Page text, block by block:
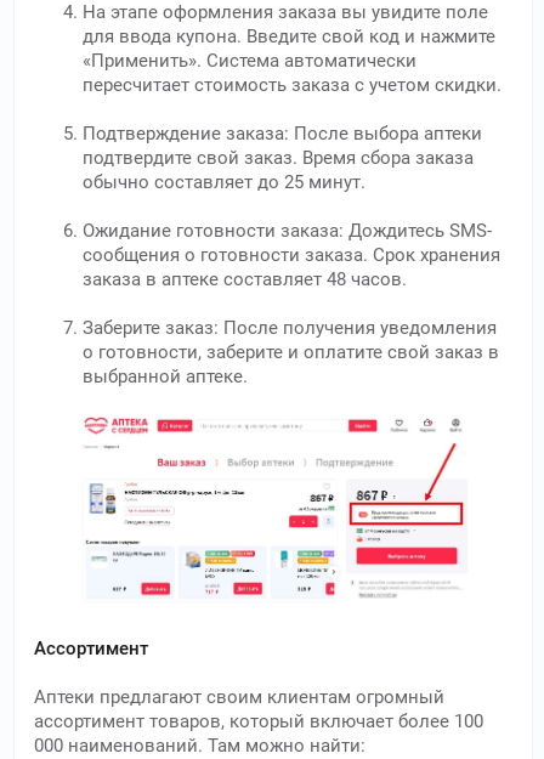
На этапе оформления заказа вы увидите поле
для ввода купона. Введите свой код и нажмите
«Применить». Система автоматически
пересчитает стоимость заказа с учетом скидки.
Подтверждение заказа: После выбора аптеки
подтвердите свой заказ. Время сбора заказа
обычно составляет до 25 минут.
Ожидание готовности заказа: Дождитесь SMS-
сообщения о готовности заказа. Срок хранения
заказа в аптеке составляет 48 часов.
Заберите заказ: После получения уведомления
о готовности, заберите и оплатите свой заказ в
выбранной аптеке.
Ассортимент
Аптеки предлагают своим клиентам огромный
ассортимент товаров, который включает более 100
000 наименований. Там можно найти: